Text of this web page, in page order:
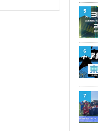
5
6
7